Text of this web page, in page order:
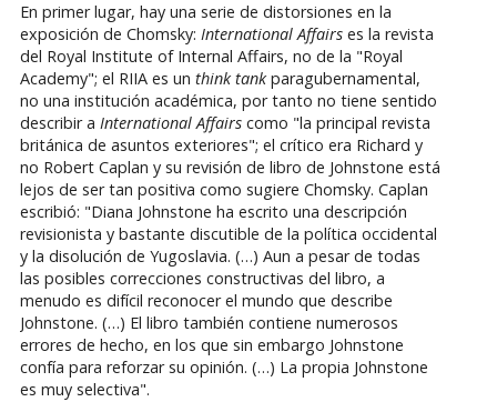
En primer lugar, hay una serie de distorsiones en la
exposición de Chomsky: International Affairses la revista
del Royal Institute of Internal Affairs, no de la "Royal
Academy"; el RIIA es un think tankparagubernamental,
no una institución académica, por tanto no tiene sentido
describir a International Affairscomo "la principal revista
británica de asuntos exteriores"; el crítico era Richard y
no Robert Caplan y su revisión de libro de Johnstone está
lejos de ser tan positiva como sugiere Chomsky. Caplan
escribió: "Diana Johnstone ha escrito una descripción
revisionista y bastante discutible de la política occidental
y la disolución de Yugoslavia. (…) Aun a pesar de todas
las posibles correcciones constructivas del libro, a
menudo es difícil reconocer el mundo que describe
Johnstone. (…) El libro también contiene numerosos
errores de hecho, en los que sin embargo Johnstone
confía para reforzar su opinión. (…) La propia Johnstone
es muy selectiva".